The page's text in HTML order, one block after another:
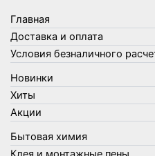
Товары для кухни
Товары для сада и
Товары для туризма и
Упаковка
Утеплители и прочее
Фонари, лампы и
Хозяйственные товары
Главная
Доставка и оплата
Условия безналичного
Новинки
Хиты
Акции
Бытовая химия